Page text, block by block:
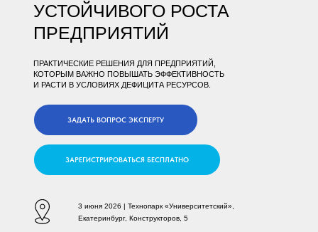
ПРАКТИЧЕСКИЕ РЕШЕНИЯ ДЛЯ ПРЕДПРИЯТИЙ,
КОТОРЫМ ВАЖНО ПОВЫШАТЬ ЭФФЕКТИВНОСТЬ
И РАСТИ В УСЛОВИЯХ ДЕФИЦИТА РЕСУРСОВ.
3 июня 2026 | Технопарк «Университетский»,
Екатеринбург, Конструкторов, 5
УСТОЙЧИВОГО РОСТА
ПРЕДПРИЯТИЙ
ЗАДАТЬ ВОПРОС ЭКСПЕРТУ
ЗАРЕГИСТРИРОВАТЬСЯ БЕСПЛАТНО